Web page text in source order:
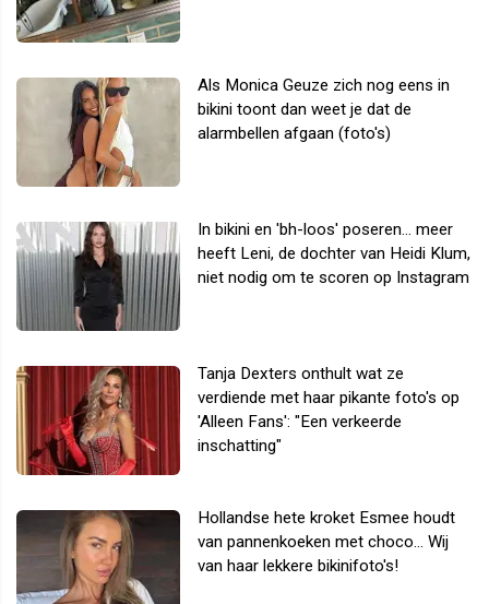
Als Monica Geuze zich nog eens in
bikini toont dan weet je dat de
alarmbellen afgaan (foto's)
In bikini en 'bh-loos' poseren... meer
heeft Leni, de dochter van Heidi Klum,
niet nodig om te scoren op Instagram
Tanja Dexters onthult wat ze
verdiende met haar pikante foto's op
'Alleen Fans': "Een verkeerde
inschatting"
Hollandse hete kroket Esmee houdt
van pannenkoeken met choco... Wij
van haar lekkere bikinifoto's!